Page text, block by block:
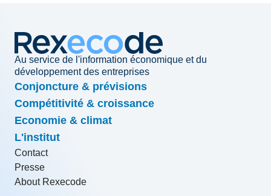
Au service de l'information économique et du
développement des entreprises
Conjoncture & prévisions
Compétitivité & croissance
Economie & climat
L'institut
Contact
Presse
About Rexecode